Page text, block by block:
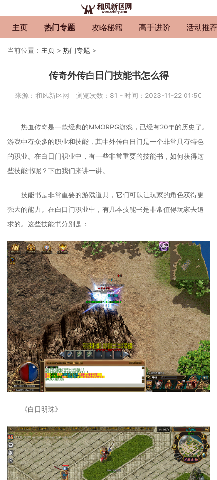
主页 热门专题 攻略秘籍 高手进阶 活动推荐
当前位置： 主页 > 热门专题 >
传奇外传白日门技能书怎么得
来源：和风新区网 - 浏览次数：81 - 时间：2023-11-22 01:50
热血传奇是一款经典的MMORPG游戏，已经有20年的历史了。
游戏中有众多的职业和技能，其中外传白日门是一个非常具有特色
的职业。在白日门职业中，有一些非常重要的技能书，如何获得这
些技能书呢？下面我们来讲一讲。
技能书是非常重要的游戏道具，它们可以让玩家的角色获得更
强大的能力。在白日门职业中，有几本技能书是非常值得玩家去追
求的。这些技能书分别是：
《白日明珠》